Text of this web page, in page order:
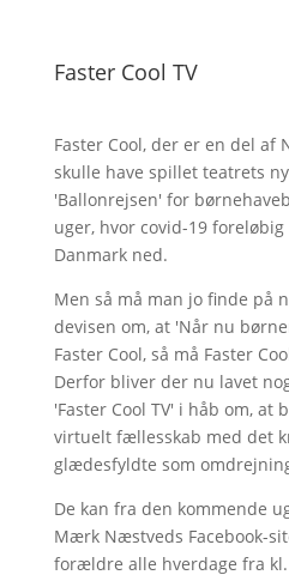
Faster Cool TV
Faster Cool, der er en del af
skulle have spillet teatrets
'Ballonrejsen' for
uger, hvor covid-19
Danmark ned.
Men så må man jo finde på
devisen om, at 'Når nu
Faster Cool, så må Faster
Derfor bliver der nu lavet
'Faster Cool TV' i håb om, at
virtuelt fællesskab med det
glædesfyldte som
De kan fra den kommende
Mærk Næstveds Facebook-
forældre alle hverdage fra kl.